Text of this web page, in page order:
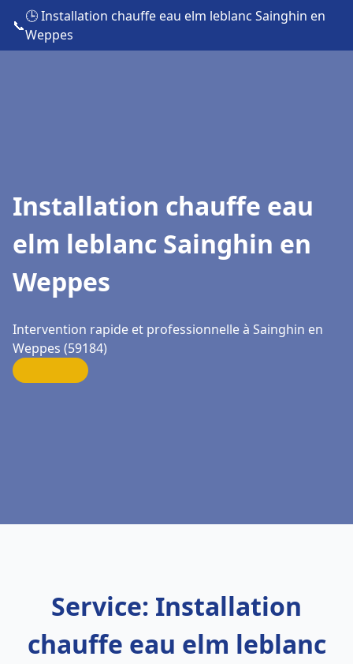
📞
🕒 Installation chauffe eau elm leblanc Sainghin en
Weppes
Installation chauffe eau
elm leblanc Sainghin en
Weppes
Intervention rapide et professionnelle à Sainghin en
Weppes (59184)
Service: Installation
chauffe eau elm leblanc